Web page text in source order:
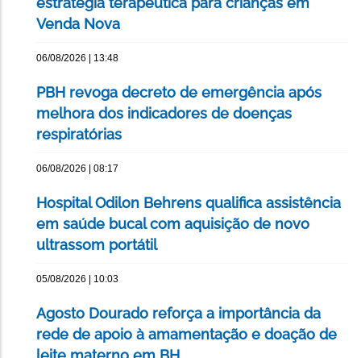
Venda Nova
06/08/2026 | 13:48
PBH revoga decreto de emergência após
melhora dos indicadores de doenças
respiratórias
06/08/2026 | 08:17
Hospital Odilon Behrens qualifica assistência
em saúde bucal com aquisição de novo
ultrassom portátil
05/08/2026 | 10:03
Agosto Dourado reforça a importância da
rede de apoio à amamentação e doação de